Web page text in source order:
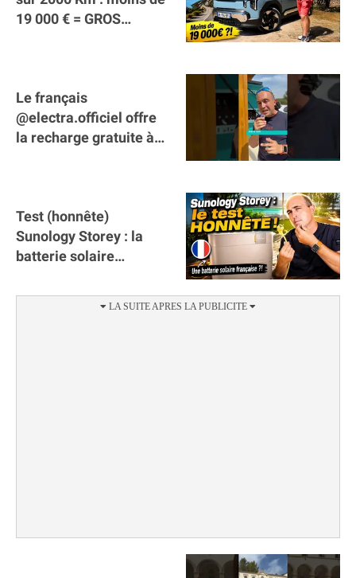
19 000 € = GROS
Le français
@electra.officiel offre
la recharge gratuite à
Test (honnête)
Sunology Storey : la
batterie solaire